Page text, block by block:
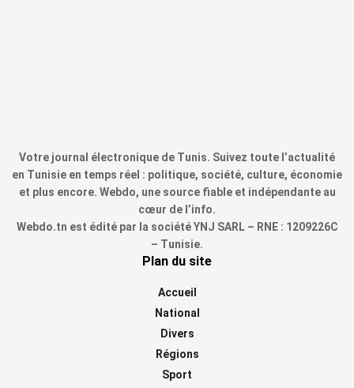
Votre journal électronique de Tunis. Suivez toute l’actualité
en Tunisie en temps réel : politique, société, culture, économie
et plus encore. Webdo, une source fiable et indépendante au
cœur de l’info.
Webdo.tn est édité par la société YNJ SARL – RNE : 1209226C
– Tunisie.
Plan du site
Accueil
National
Divers
Régions
Sport